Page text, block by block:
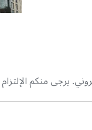
يرجى منكم الإلتزام